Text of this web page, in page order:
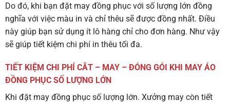
Do đó, khi bạn đặt may đồng phục với số lượng lớn đồng
nghĩa với việc màu in và chỉ thêu sẽ được đồng nhất. Điều
này giúp bạn sử dụng ít lô hàng chỉ cho đơn hàng. Như vậy
sẽ giúp tiết kiệm chi phí in thêu tối đa.
TIẾT KIỆM CHI PHÍ CẮT – MAY – ĐÓNG GÓI KHI MAY ÁO
ĐỒNG PHỤC SỐ LƯỢNG LỚN
Khi đặt may đồng phục số lượng lớn. Xưởng may còn tiết